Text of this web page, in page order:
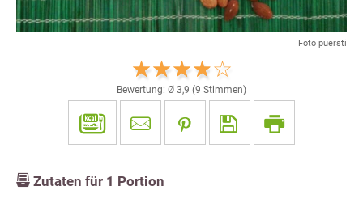
Foto puersti
Bewertung: Ø 3,9 (9 Stimmen)
Zutaten für 1 Portion